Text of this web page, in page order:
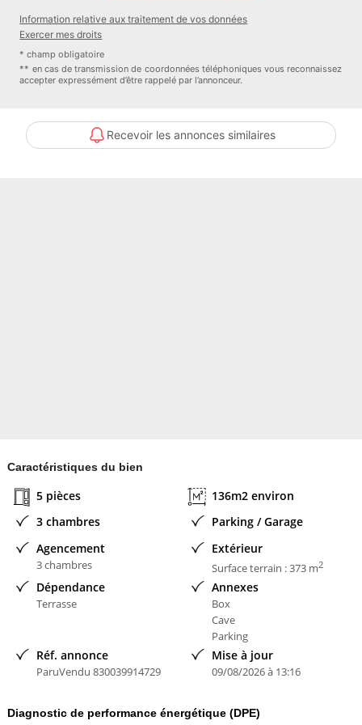
Dégagement
Trois chambres
Standing moderne et finitions soignées
DPE : classe A – très faible consommation énergétique
Maison clé en main, aucun travaux à prévoir, garantie décennale.
Emplacement recherché à Hésingue (68220), idéal pour frontaliers
suisses, alliant qualité de vie, tranquillité et proximité immédiate
Bien rare sur le secteur, parfait pour une famille ou des frontaliers
Information relative aux traitement de vos données
Exercer mes droits
* champ obligatoire
** en cas de transmission de coordonnées téléphoniques vous reconnaissez
accepter expressément d’être rappelé par l’annonceur.
Recevoir les annonces similaires
Caractéristiques du bien
5 pièces
136m2 environ
3 chambres
Parking / Garage
Agencement
3 chambres
Extérieur
Surface terrain : 373 m2
Dépendance
Terrasse
Annexes
Box
Cave
Parking
Réf. annonce
ParuVendu 830039914729
Mise à jour
09/08/2026 à 13:16
Diagnostic de performance énergétique (DPE)